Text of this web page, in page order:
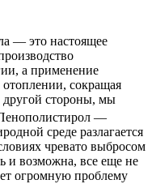
— это настоящее
а применение
отоплении, сокращая
стороны, мы
—
среде разлагается
чревато выбросом
и возможна, все еще не
огромную проблему